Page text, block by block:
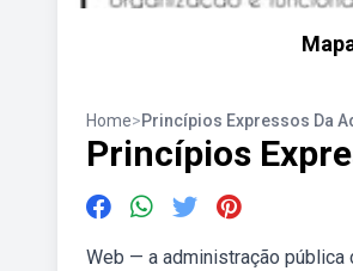
Home>Princípios Expressos Da
Princípios
Web — a administração